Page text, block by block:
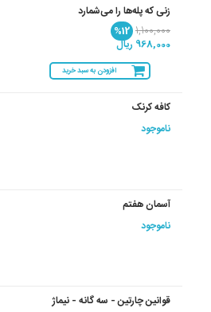
زنی که پله‌ها را می‌شمارد
1,100,000
%12
968,000 ریال
افزودن به سبد خرید
کافه کرنک
ناموجود
آسمان هفتم
ناموجود
قوانین چارتین - سه گانه - نیماژ